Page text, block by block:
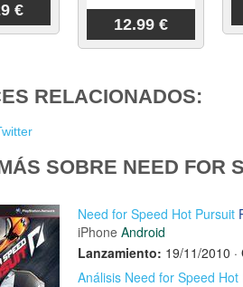
€
12.99 €
RELACIONADOS:
SOBRE NEED FOR
Need for Speed Hot Pursuit
iPhone Android
Lanzamiento: 19/11/2010 ·
Análisis Need for Speed Hot